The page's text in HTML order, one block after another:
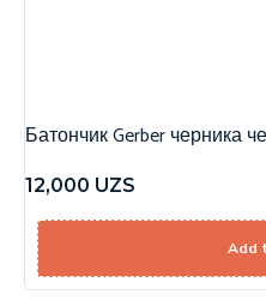
Батончик Gerber черника
12,000 UZS
Add